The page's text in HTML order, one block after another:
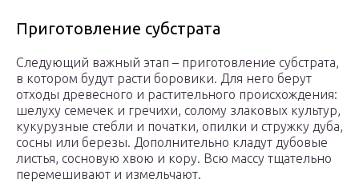
Приготовление субстрата
Следующий важный этап – приготовление субстрата,
в котором будут расти боровики. Для него берут
отходы древесного и растительного происхождения:
шелуху семечек и гречихи, солому злаковых культур,
кукурузные стебли и початки, опилки и стружку дуба,
сосны или березы. Дополнительно кладут дубовые
листья, сосновую хвою и кору. Всю массу тщательно
перемешивают и измельчают.